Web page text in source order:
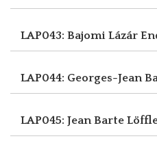
LAP043: Bajomi Lázár
LAP044: Georges-Jean
LAP045: Jean Barte